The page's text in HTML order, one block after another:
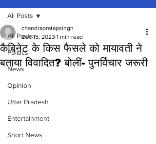
All Posts
Politics
News
Opinion
Uttar Pradesh
Entertainment
Short News
All Posts
कैबि‍नेट के क‍िस फैसले को मायावती ने
बताया व‍िवाद‍ित? बोलीं- पुनर्विचार जरूरी
chandrapratapsingh
Dec 15, 2023 1 min read